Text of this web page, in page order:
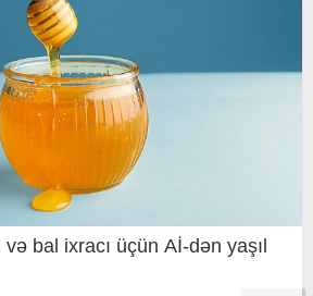
bal ixracı üçün Aİ-dən yaşıl